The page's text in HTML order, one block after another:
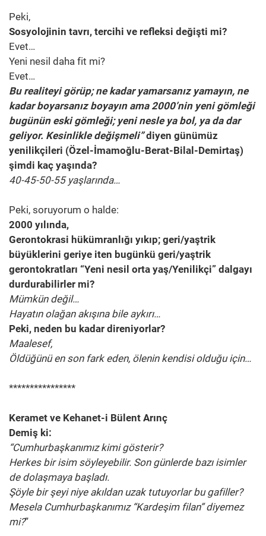
Peki,
Sosyolojinin tavrı, tercihi ve refleksi değişti mi?
Evet…
Yeni nesil daha fit mi?
Evet…
Bu realiteyi görüp; ne kadar yamarsanız yamayın, ne
kadar boyarsanız boyayın ama 2000’nin yeni gömleği
bugünün eski gömleği; yeni nesle ya bol, ya da dar
geliyor. Kesinlikle değişmeli”diyen günümüz
yenilikçileri (Özel-İmamoğlu-Berat-Bilal-Demirtaş)
şimdi kaç yaşında?
40-45-50-55 yaşlarında…
Peki, soruyorum o halde:
2000 yılında,
Gerontokrasi hükümranlığı yıkıp; geri/yaştrik
büyüklerini geriye iten bugünkü geri/yaştrik
gerontokratları “Yeni nesil orta yaş/Yenilikçi” dalgayı
durdurabilirler mi?
Mümkün değil…
Hayatın olağan akışına bile aykırı…
Peki, neden bu kadar direniyorlar?
Maalesef,
Öldüğünü en son fark eden, ölenin kendisi olduğu için…
****************
Keramet ve Kehanet-i Bülent Arınç
Demiş ki:
“Cumhurbaşkanımız kimi gösterir?
Herkes bir isim söyleyebilir. Son günlerde bazı isimler
de dolaşmaya başladı.
Şöyle bir şeyi niye akıldan uzak tutuyorlar bu gafiller?
Mesela Cumhurbaşkanımız “Kardeşim filan” diyemez
mi?”